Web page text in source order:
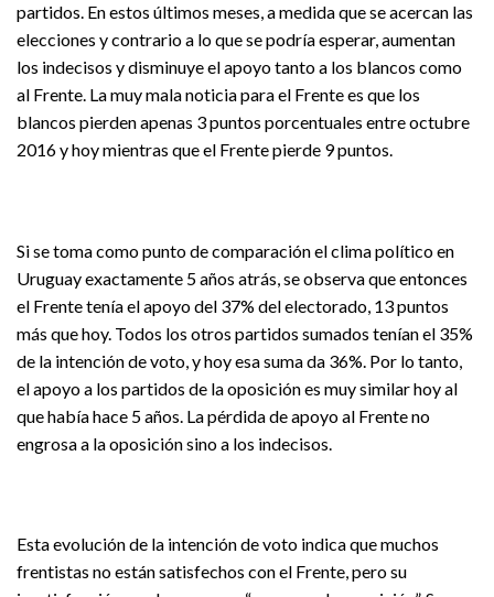
partidos. En estos últimos meses, a medida que se acercan las
elecciones y contrario a lo que se podría esperar, aumentan
los indecisos y disminuye el apoyo tanto a los blancos como
al Frente. La muy mala noticia para el Frente es que los
blancos pierden apenas 3 puntos porcentuales entre octubre
2016 y hoy mientras que el Frente pierde 9 puntos.
Si se toma como punto de comparación el clima político en
Uruguay exactamente 5 años atrás, se observa que entonces
el Frente tenía el apoyo del 37% del electorado, 13 puntos
más que hoy. Todos los otros partidos sumados tenían el 35%
de la intención de voto, y hoy esa suma da 36%. Por lo tanto,
el apoyo a los partidos de la oposición es muy similar hoy al
que había hace 5 años. La pérdida de apoyo al Frente no
engrosa a la oposición sino a los indecisos.
Esta evolución de la intención de voto indica que muchos
frentistas no están satisfechos con el Frente, pero su